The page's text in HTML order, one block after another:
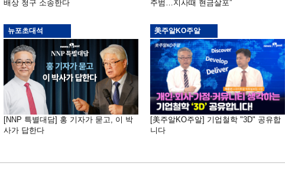
배상 청구 소송한다
주범…지사때 현금살포”
뉴포초대석
[NNP 특별대담] 홍 기자가 묻고, 이 박
사가 답한다
美주알KO주알
[美주알KO주알] 기업철학 "3D" 공유합
니다